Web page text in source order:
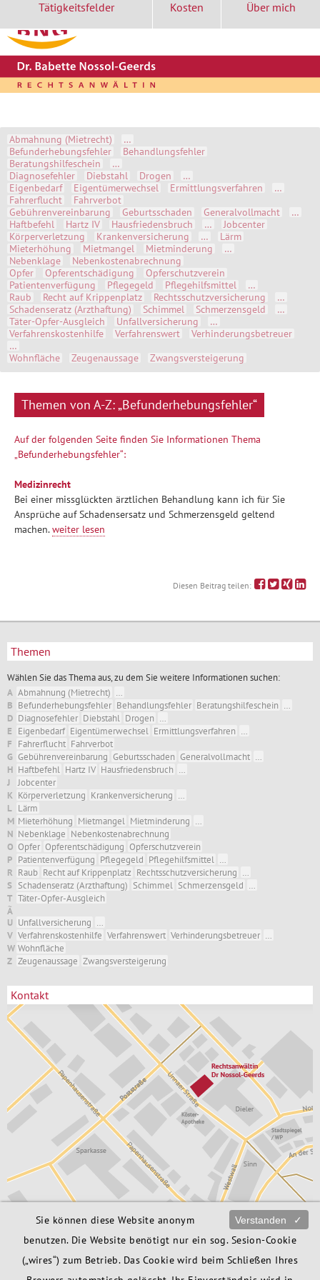
Kontakt Themen A-Z
Tätigkeitsfelder Kosten Über mich
Abmahnung (Mietrecht)
…
Befunderhebungsfehler
Behandlungsfehler
Beratungshilfeschein
…
Diagnosefehler
Diebstahl Drogen
…
Eigenbedarf
Eigentümerwechsel Ermittlungsverfahren
…
Fahrerflucht
Fahrverbot
Gebührenvereinbarung
Geburtsschaden Generalvollmacht
…
Haftbefehl
Hartz IV Hausfriedensbruch …
Jobcenter
Körperverletzung
Krankenversicherung …
Lärm
Mieterhöhung
Mietmangel Mietminderung
…
Nebenklage
Nebenkostenabrechnung
Opfer
Opferentschädigung
Opferschutzverein
Patientenverfügung
Pflegegeld Pflegehilfsmittel
…
Raub
Recht auf Krippenplatz Rechtsschutzversicherung
…
Schadenseratz (Arzthaftung)
Schimmel Schmerzensgeld
…
Täter-Opfer-Ausgleich
Unfallversicherung
…
Verfahrenskostenhilfe
Verfahrenswert
Verhinderungsbetreuer
…
Wohnfläche
Zeugenaussage Zwangsversteigerung
Themen von A-Z: „Befunderhebungsfehler“
Auf der folgenden Seite finden Sie Informationen Thema
„Befunderhebungsfehler“:
Medizinrecht
Bei einer missglückten ärztlichen Behandlung kann ich für Sie
Ansprüche auf Schadensersatz und Schmerzensgeld geltend
machen.weiter lesen
Diesen Beitrag teilen:
Themen
Wählen Sie das Thema aus, zu dem Sie weitere Informationen suchen:
A Abmahnung (Mietrecht)
B Befunderhebungsfehler Behandlungsfehler Beratungshilfeschein
D Diagnosefehler Diebstahl Drogen
E
Eigenbedarf Eigentümerwechsel Ermittlungsverfahren
F
Fahrerflucht Fahrverbot
G Gebührenvereinbarung Geburtsschaden Generalvollmacht
H Haftbefehl Hartz IV Hausfriedensbruch
J
Jobcenter
K Körperverletzung Krankenversicherung
L Lärm
M Mieterhöhung Mietmangel Mietminderung
N Nebenklage Nebenkostenabrechnung
O Opfer Opferentschädigung Opferschutzverein
P Patientenverfügung Pflegegeld Pflegehilfsmittel
R Raub Recht auf Krippenplatz Rechtsschutzversicherung
S
Schadenseratz (Arzthaftung) Schimmel Schmerzensgeld
T Täter-Opfer-Ausgleich
Ã
U Unfallversicherung
V Verfahrenskostenhilfe Verfahrenswert Verhinderungsbetreuer
W Wohnfläche
Z Zeugenaussage Zwangsversteigerung
Kontakt
Rechtsanwältin
Unnaer Str. 6
58706 Menden
02373 / 172 76 06
info@ra-bng.de
Anfahrt
Verstanden ✓
Sie können diese Website anonym
benutzen. Die Website benötigt nur ein sog. Sesion-Cookie
(„wires“) zum Betrieb. Das Cookie wird beim Schließen Ihres